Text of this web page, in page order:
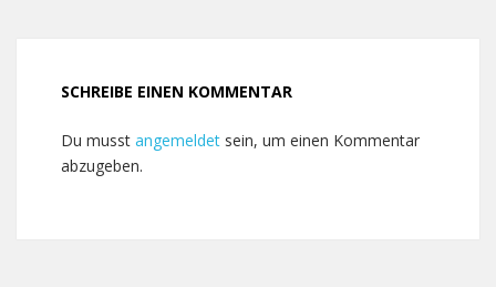
SCHREIBE EINEN KOMMENTAR
Du musst angemeldet sein, um einen Kommentar
abzugeben.